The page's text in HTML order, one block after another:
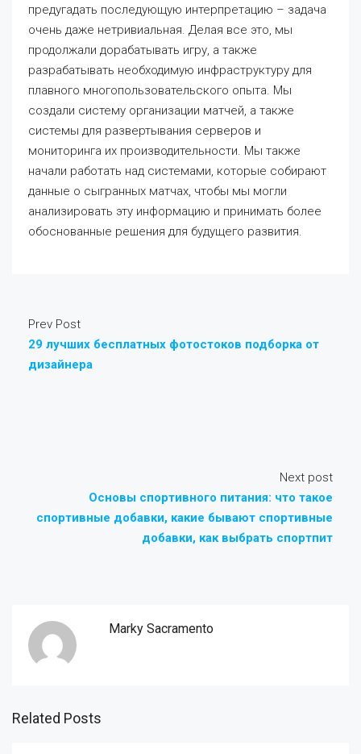
предугадать последующую интерпретацию – задача
очень даже нетривиальная. Делая все это, мы
продолжали дорабатывать игру, а также
разрабатывать необходимую инфраструктуру для
плавного многопользовательского опыта. Мы
создали систему организации матчей, а также
системы для развертывания серверов и
мониторинга их производительности. Мы также
начали работать над системами, которые собирают
данные о сыгранных матчах, чтобы мы могли
анализировать эту информацию и принимать более
обоснованные решения для будущего развития.
Prev Post
29 лучших бесплатных фотостоков подборка от
дизайнера
Next post
Основы спортивного питания: что такое
спортивные добавки, какие бывают спортивные
добавки, как выбрать спортпит
Marky Sacramento
Related Posts